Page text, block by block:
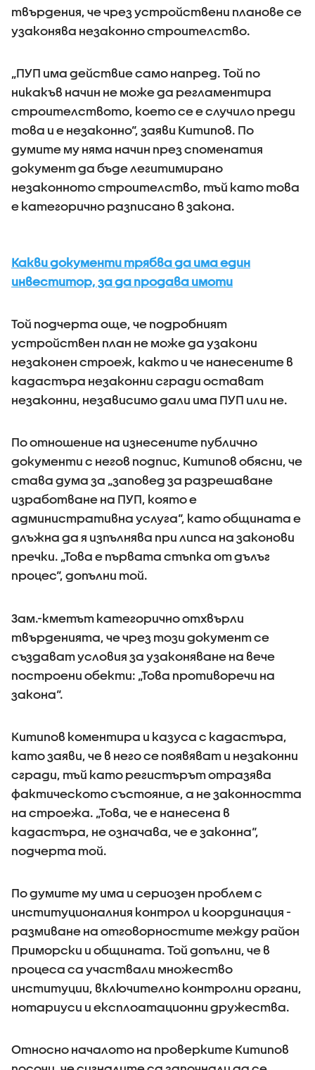
твърдения, че чрез устройствени планове се
узаконява незаконно строителство.
„ПУП има действие само напред. Той по
никакъв начин не може да регламентира
строителството, което се е случило преди
това и е незаконно“, заяви Китипов. По
думите му няма начин през споменатия
документ да бъде легитимирано
незаконното строителство, тъй като това
е категорично разписано в закона.
Какви документи трябва да има един
инвеститор, за да продава имоти
Той подчерта още, че подробният
устройствен план не може да узакони
незаконен строеж, както и че нанесените в
кадастъра незаконни сгради остават
незаконни, независимо дали има ПУП или не.
По отношение на изнесените публично
документи с негов подпис, Китипов обясни, че
става дума за „заповед за разрешаване
изработване на ПУП, която е
административна услуга“, като общината е
длъжна да я изпълнява при липса на законови
пречки. „Това е първата стъпка от дълъг
процес“, допълни той.
Зам.-кметът категорично отхвърли
твърденията, че чрез този документ се
създават условия за узаконяване на вече
построени обекти: „Това противоречи на
закона“.
Китипов коментира и казуса с кадастъра,
като заяви, че в него се появяват и незаконни
сгради, тъй като регистърът отразява
фактическото състояние, а не законността
на строежа. „Това, че е нанесена в
кадастъра, не означава, че е законна“,
подчерта той.
По думите му има и сериозен проблем с
институционалния контрол и координация -
размиване на отговорностите между район
Приморски и общината. Той допълни, че в
процеса са участвали множество
институции, включително контролни органи,
нотариуси и експлоатационни дружества.
Относно началото на проверките Китипов